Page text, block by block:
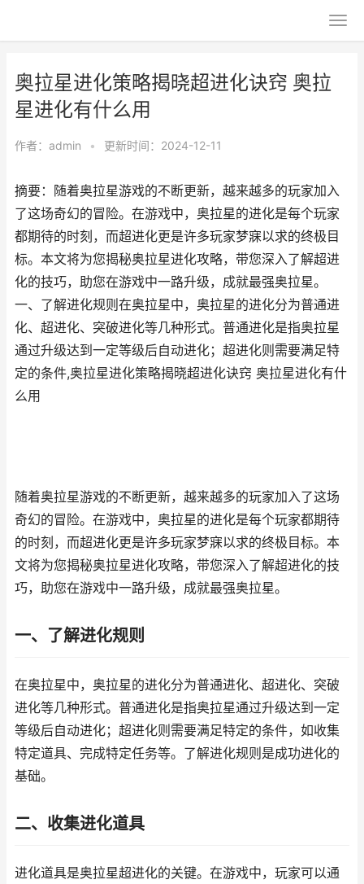
奥拉星进化策略揭晓超进化诀窍 奥拉
星进化有什么用
作者： admin • 更新时间：2024-12-11
摘要：随着奥拉星游戏的不断更新，越来越多的玩家加入
了这场奇幻的冒险。在游戏中，奥拉星的进化是每个玩家
都期待的时刻，而超进化更是许多玩家梦寐以求的终极目
标。本文将为您揭秘奥拉星进化攻略，带您深入了解超进
化的技巧，助您在游戏中一路升级，成就最强奥拉星。
一、了解进化规则在奥拉星中，奥拉星的进化分为普通进
化、超进化、突破进化等几种形式。普通进化是指奥拉星
通过升级达到一定等级后自动进化；超进化则需要满足特
定的条件,奥拉星进化策略揭晓超进化诀窍 奥拉星进化有什
么用
随着奥拉星游戏的不断更新，越来越多的玩家加入了这场
奇幻的冒险。在游戏中，奥拉星的进化是每个玩家都期待
的时刻，而超进化更是许多玩家梦寐以求的终极目标。本
文将为您揭秘奥拉星进化攻略，带您深入了解超进化的技
巧，助您在游戏中一路升级，成就最强奥拉星。
一、了解进化规则
在奥拉星中，奥拉星的进化分为普通进化、超进化、突破
进化等几种形式。普通进化是指奥拉星通过升级达到一定
等级后自动进化；超进化则需要满足特定的条件，如收集
特定道具、完成特定任务等。了解进化规则是成功进化的
基础。
二、收集进化道具
进化道具是奥拉星超进化的关键。在游戏中，玩家可以通